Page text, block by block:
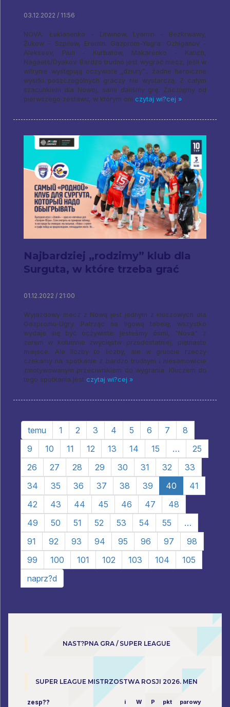
03.12.2022 / 11:56
NOVA: Łukianenko - Litwinow, Lyamin - Bezkrwawy,
Żukow - Szpilew, Eremin. Gazprom-Yugra: Ozhiganov -
Alekseev, Piun - Kurbatow, Makarenko - Katich,
Nagaets/Dyakov. Bardzo trudno jest wygrać mecz, jeśli w
witrynie występują oczywiste „dziury”., żadne heroiczne
wysiłki poszczególnych graczy nie wystarczą. Z całym
szacunkiem dla Nowej, sami daliśmy grę. Zacznijmy od
pierwszego zestawu, w którym oni czytaj wi?cej »
Najbardziej „rodzimy” klub dla
Surguta, w które trzeba grać
01.12.2022 / 21:00
Wyjazdowy mecz z Nową jest jednym z kluczowych dla
Gazpromu-Ugry. Patrząc na ligową tabelę, wszystko
wydaje się być oczywiste: jesteśmy ósmi, "Nova" z
zerem w kolumnie zwycięstw przedostatniej, piętnaste
miejsce. Ale liczby to liczby, ale w gruncie rzeczy
czekamy na spotkanie z bardzo trudnym i niesamowicie
zmotywowanym przeciwnikiem do wygrania. Kluczem do
tego spotkania jest czytaj wi?cej »
temu 1 2 3 4 5 6 7
8
9
10 11 12 13 14 15 …
25
26
27 28 29 30 31 32
33
34
35 36 37 38 39 40
41
42
43 44 45 46 47
48
49
50 51 52 53 54 55
…
91
92 93 94 95 96 97
98
99
100 101 102 103 104
105
naprz?d
NAST?PNA GRA / SUPER LEAGUE
SUPER LEAGUE MISTRZOSTWA ROSJI 2026. MEN
zesp?? i W P pkt parowy